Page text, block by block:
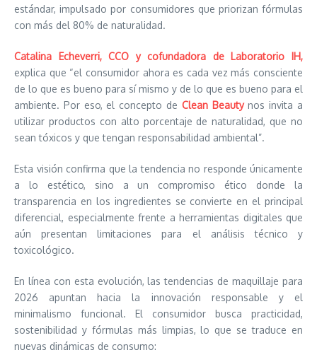
estándar, impulsado por consumidores que priorizan fórmulas
con más del 80% de naturalidad.
Catalina Echeverri, CCO y cofundadora de Laboratorio IH,
explica que “el consumidor ahora es cada vez más consciente
de lo que es bueno para sí mismo y de lo que es bueno para el
ambiente. Por eso, el concepto de Clean Beautynos invita a
utilizar productos con alto porcentaje de naturalidad, que no
sean tóxicos y que tengan responsabilidad ambiental”.
Esta visión confirma que la tendencia no responde únicamente
a lo estético, sino a un compromiso ético donde la
transparencia en los ingredientes se convierte en el principal
diferencial, especialmente frente a herramientas digitales que
aún presentan limitaciones para el análisis técnico y
toxicológico.
En línea con esta evolución, las tendencias de maquillaje para
2026 apuntan hacia la innovación responsable y el
minimalismo funcional. El consumidor busca practicidad,
sostenibilidad y fórmulas más limpias, lo que se traduce en
nuevas dinámicas de consumo: